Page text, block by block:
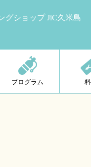
グショップ JiC久米島
プログラム